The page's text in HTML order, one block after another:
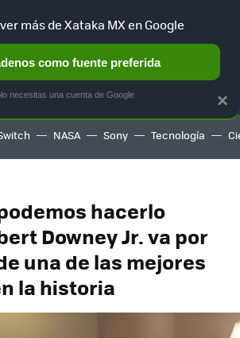
HOME AUTO TERRITORIO
NASA Sony Tecnología
hacerlo
Downey Jr. va por
una de las mejores
la historia
×
más de Xataka MX en Google
como fuente preferida
necesitas una cuenta de Google